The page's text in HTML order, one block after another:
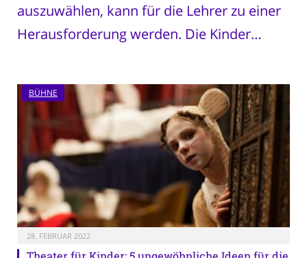
auszuwählen, kann für die Lehrer zu einer
Herausforderung werden. Die Kinder…
BÜHNE
28. FEBRUAR 2022